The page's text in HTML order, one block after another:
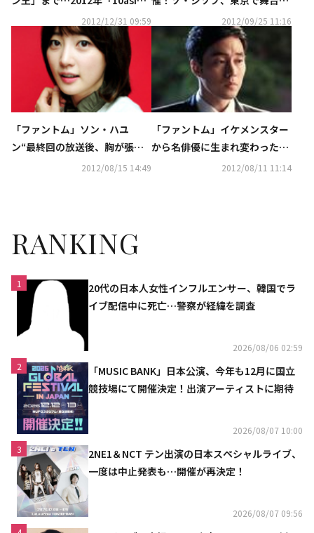
a」アワード“今年のNo Thank
you！”
2012/12/31 09:59 2012/09/25 11:16
「ファントム」ソン・ハユ
ン“最終回の放送後、胸が張り
裂けそうな気持ちでした”
2012/08/15 14:49
「ファントム」イケメンスター
から名俳優に生まれ変わった
2012/08/11 11:14
RANKING
1
20代の日本人女性インフルエンサー、韓国でラ
イブ配信中に死亡…警察が経緯を調査
2026/08/06 02:59
2
「MUSIC BANK」日本公演、今年も12月に国立
競技場にて開催決定！出演アーティストに期待
2026/08/07 10:00
3
2NE1＆NCT テン出演の日本スペシャルライブ、
一度は中止発表も…開催が再決定！
2026/08/07 09:56